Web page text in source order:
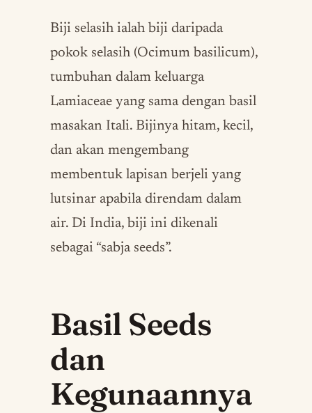
Biji selasih ialah biji daripada
pokok selasih (Ocimum basilicum),
tumbuhan dalam keluarga
Lamiaceae yang sama dengan basil
masakan Itali. Bijinya hitam, kecil,
dan akan mengembang
membentuk lapisan berjeli yang
lutsinar apabila direndam dalam
air. Di India, biji ini dikenali
sebagai “sabja seeds”.
Basil Seeds
dan
Kegunaannya